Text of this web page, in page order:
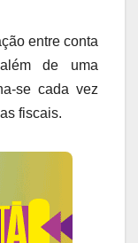
entre conta
de uma
se cada vez
fiscais.